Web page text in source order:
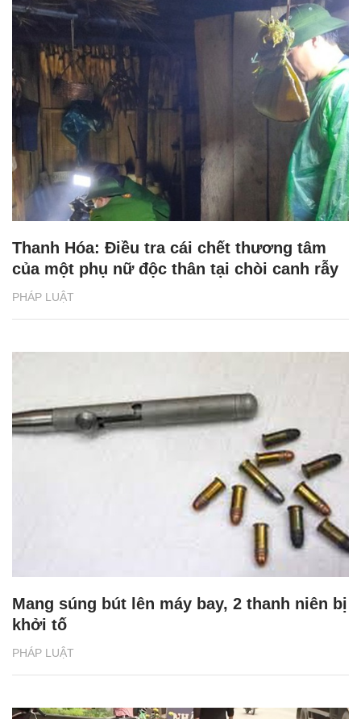
PHÁP LUẬT
Thanh Hóa: Điều tra cái chết thương tâm
của một phụ nữ độc thân tại chòi canh rẫy
PHÁP LUẬT
Mang súng bút lên máy bay, 2 thanh niên bị
khởi tố